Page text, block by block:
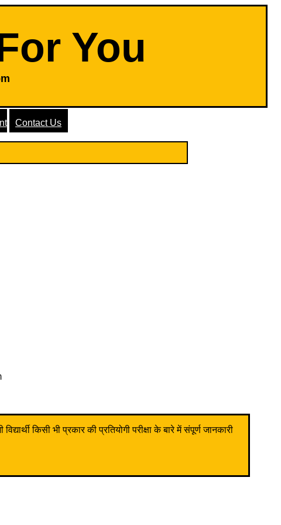
You
Contact Us
किसी भी प्रकार की प्रतियोगी परीक्षा के बारे में संपूर्ण जानकारी